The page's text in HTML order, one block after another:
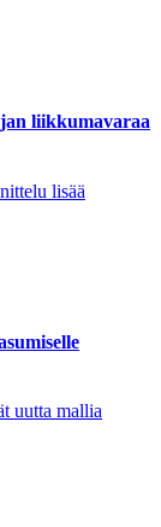
liikkumavaraa
lisää
uutta mallia